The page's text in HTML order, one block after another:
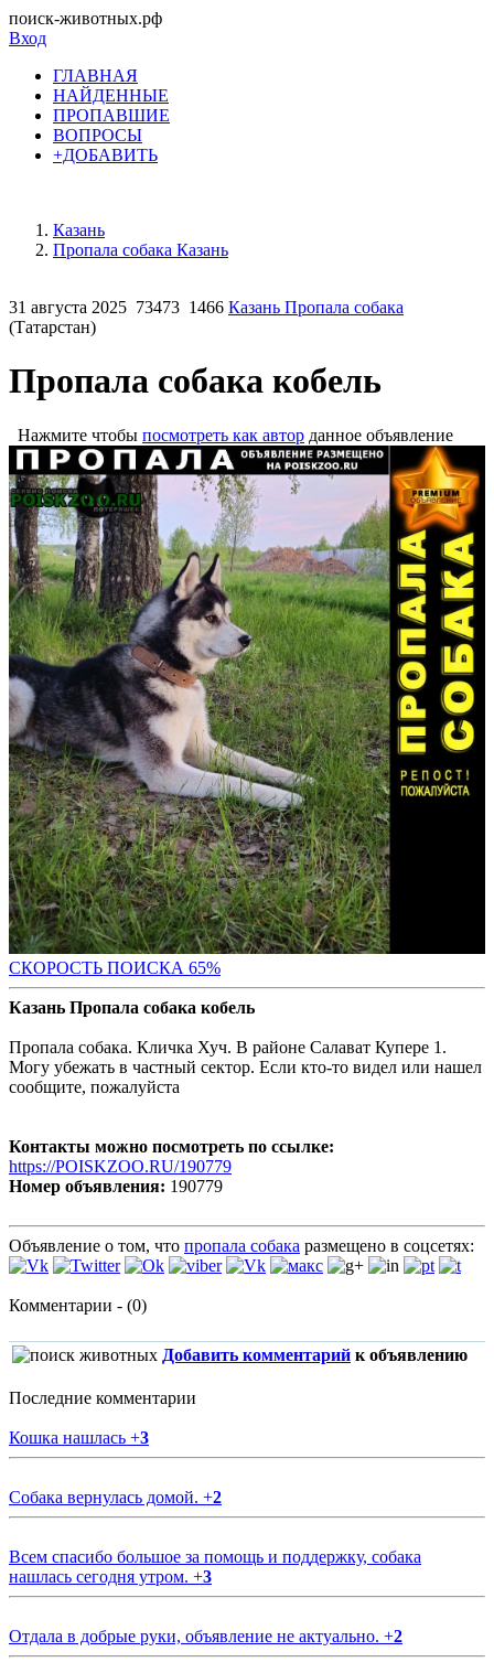
поиск-животных.рф
Вход
ГЛАВНАЯ
НАЙДЕННЫЕ
ПРОПАВШИЕ
ВОПРОСЫ
+ДОБАВИТЬ
Казань
Пропала собака Казань
31 августа 2025 73473 1466 Казань Пропала собака
(Татарстан)
Пропала собака кобель
Нажмите чтобы посмотреть как автор данное объявление
СКОРОСТЬ ПОИСКА 65%
Казань Пропала собака кобель
Пропала собака. Кличка Хуч. В районе Салават Купере 1.
Могу убежать в частный сектор. Если кто-то видел или нашел
сообщите, пожалуйста
Контакты можно посмотреть по ссылке:
https://POISKZOO.RU/190779
Номер объявления: 190779
Объявление о том, что пропала собака размещено в соцсетях:
Комментарии - (0)
Добавить комментарий к объявлению
Последние комментарии
Кошка нашлась +3
Собака вернулась домой. +2
Всем спасибо большое за помощь и поддержку, собака
нашлась сегодня утром. +3
Отдала в добрые руки, объявление не актуально. +2